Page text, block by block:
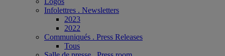
Infolettres . Newsletters
2023
2022
Communiqués . Press Releases
Tous